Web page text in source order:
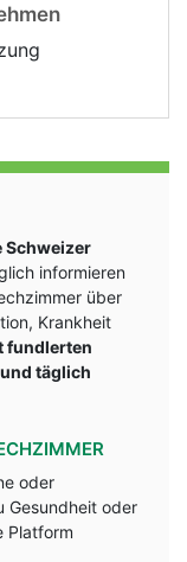
Schweizer
informieren
über
Krankheit
fundlerten
täglich
oder
Gesundheit oder
Platform